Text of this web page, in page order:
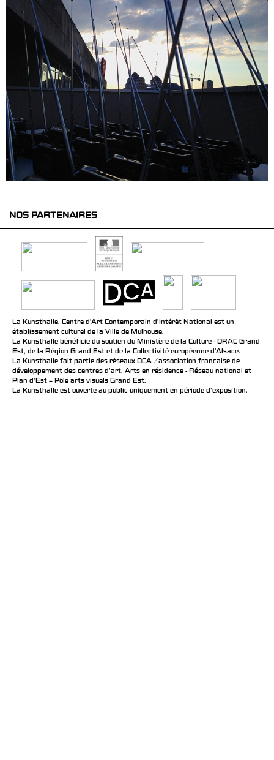
NOS PARTENAIRES
La Kunsthalle, Centre d’Art Contemporain d’Intérêt National est un
établissement culturel de la Ville de Mulhouse.
La Kunsthalle bénéficie du soutien du Ministère de la Culture - DRAC Grand
Est, de la Région Grand Est et de la Collectivité européenne d’Alsace.
La Kunsthalle fait partie des réseaux DCA / association française de
développement des centres d'art, Arts en résidence - Réseau national et
Plan d’Est – Pôle arts visuels Grand Est.
La Kunsthalle est ouverte au public uniquement en période d'exposition.